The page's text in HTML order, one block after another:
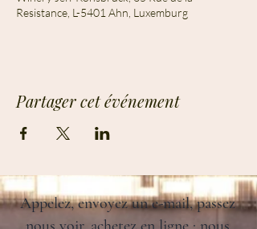
Resistance, L-5401 Ahn, Luxemburg
Partager cet événement
Appelez, envoyez un e-mail, passez